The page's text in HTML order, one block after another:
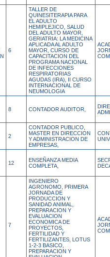
6
TALLER DE
QUINESITERAPIA PARA
EL ADULTO
HEMIPLEJICO, SALUD
DEL ADULTO MAYOR,
GERIATRIA: LA MEDICINA
APLICADA AL ADULTO
MAYOR, CURSO DE
CAPACITACION DEL
PROGRAMA NACIONAL
DE INFECCIONES
RESPIRATORIAS
AGUDAS (IRA), II CURSO
INTERNACIONAL DE
NEUMOLOGIA
8 CONTADOR AUDITOR,
2
CONTADOR PUBLICO,
MASTER EN DIRECCION
Y ADMINISTRACION DE
EMPRESAS,
12
ENSEÑANZA MEDIA
COMPLETA,
7
INGENIERO
AGRONOMO, PRIMERA
JORNADA DE
PRODUCCION Y
SANIDAD ANIMAL,
PREPARACION Y
EVALUACION
ECONOMICA DE
PROYECTOS,
FERTILIDAD Y
FERTILIZANTES, LOTUS
1-2-3 BASICO,
PREPARACION Y